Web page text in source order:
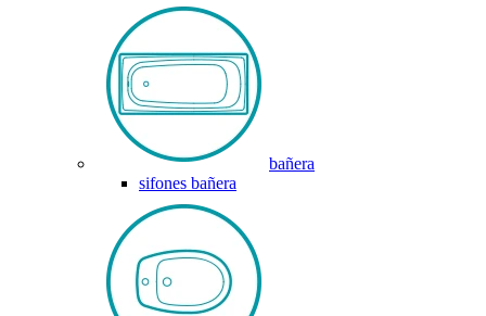
bañera
sifones bañera